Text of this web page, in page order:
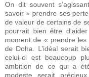
On dit souvent
savoir « prendre ses
de valeur de certains de
pourrait bien être
moment de « prendre
de Doha. L’idéal serait
celui-ci est beaucoup
ambition de ce qui a
modeste serait